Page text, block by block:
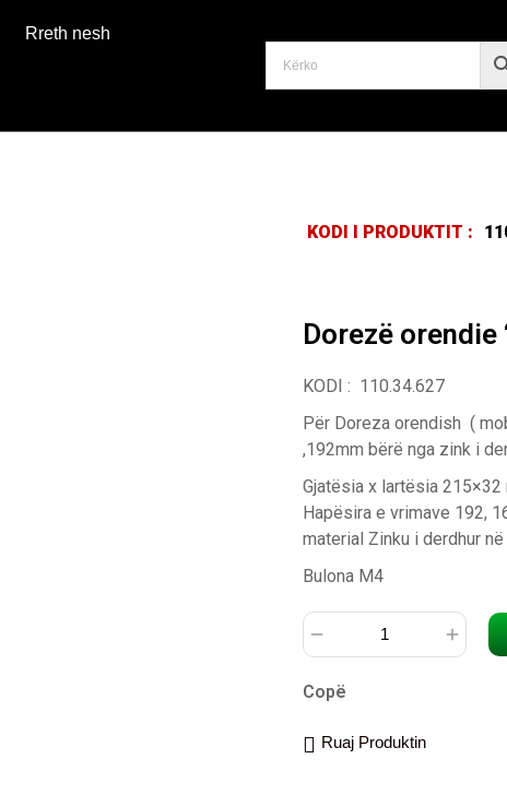
Rreth nesh
KODI I PRODUKTIT :
Dorezë orendie
KODI : 110.34.627
Për Doreza orendish (
,192mm bërë nga zink i
Gjatësia x lartësia 215×32
Hapësira e vrimave 192,
material Zinku i derdhur
Bulona M4
Copë
Ruaj Produktin